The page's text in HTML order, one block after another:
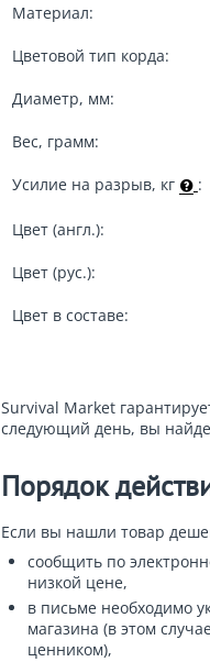
Материал:
Цветовой тип корда:
Диаметр, мм:
Вес, грамм:
Усилие на разрыв, кг :
Цвет (англ.):
Цвет (рус.):
Цвет в составе:
Survival Market
следующий день, вы
Порядок
Если вы нашли товар
сообщить по
низкой цене,
в письме необходимо
магазина (в этом
ценником),